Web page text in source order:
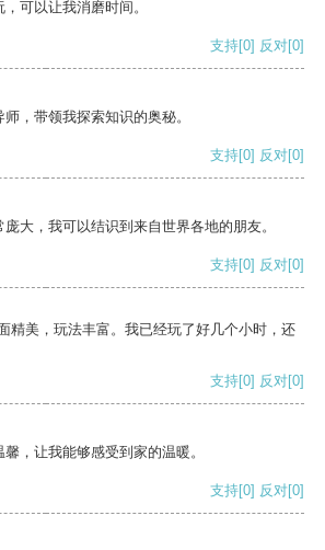
可以让我消磨时间。
支持[0] 反对[0]
，带领我探索知识的奥秘。
支持[0] 反对[0]
大，我可以结识到来自世界各地的朋友。
支持[0] 反对[0]
精美，玩法丰富。我已经玩了好几个小时，还
支持[0] 反对[0]
，让我能够感受到家的温暖。
支持[0] 反对[0]